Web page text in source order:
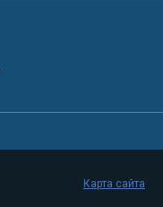
Карта сайта